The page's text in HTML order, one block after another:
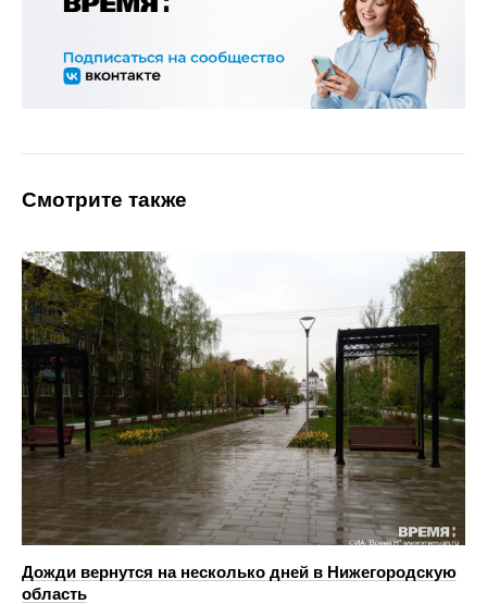
Смотрите также
Дожди вернутся на несколько дней в Нижегородскую
область